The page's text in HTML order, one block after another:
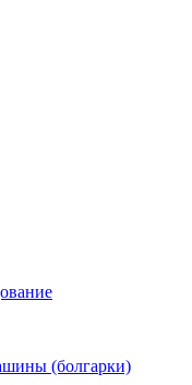
(болгарки)